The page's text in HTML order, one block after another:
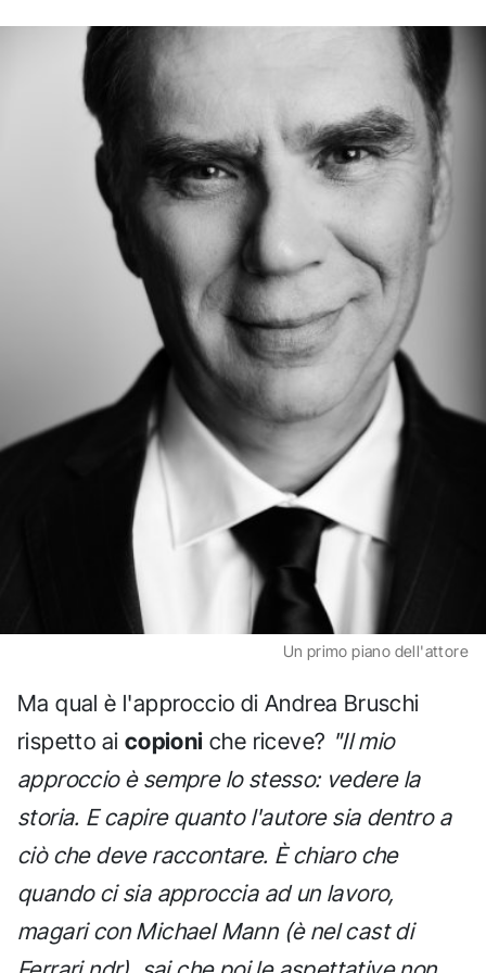
Un primo piano dell'attore
Ma qual è l'approccio di Andrea Bruschi
rispetto ai copioni che riceve? "Il mio
approccio è sempre lo stesso: vedere la
storia. E capire quanto l'autore sia dentro a
ciò che deve raccontare. È chiaro che
quando ci sia approccia ad un lavoro,
magari con Michael Mann (è nel cast di